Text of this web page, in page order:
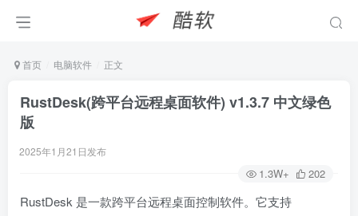
首页 电脑软件 正文
RustDesk(跨平台远程桌面软件) v1.3.7 中文绿色
版
2025年1月21日发布
1.3W+ 202
RustDesk 是一款跨平台远程桌面控制软件。它支持